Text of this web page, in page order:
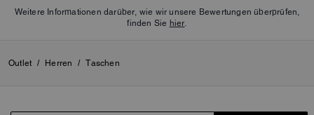
Weitere Informationen darüber, wie wir unsere Bewertungen überprüfen,
finden Sie hier.
Outlet / Herren / Taschen